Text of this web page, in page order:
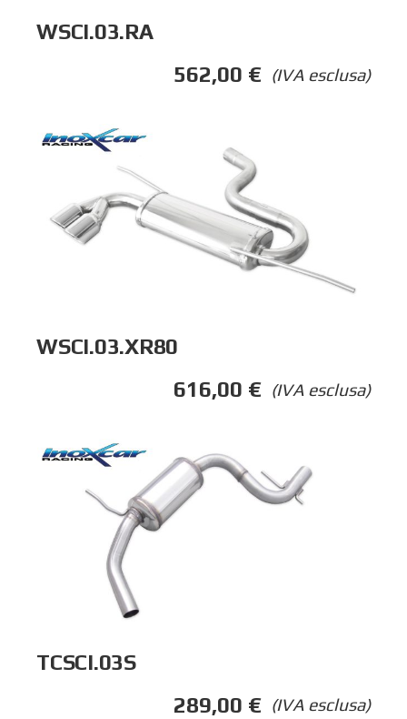
WSCI.03.RA
(IVA esclusa)
562,00 €
WSCI.03.XR80
(IVA esclusa)
616,00 €
TCSCI.03S
(IVA esclusa)
289,00 €